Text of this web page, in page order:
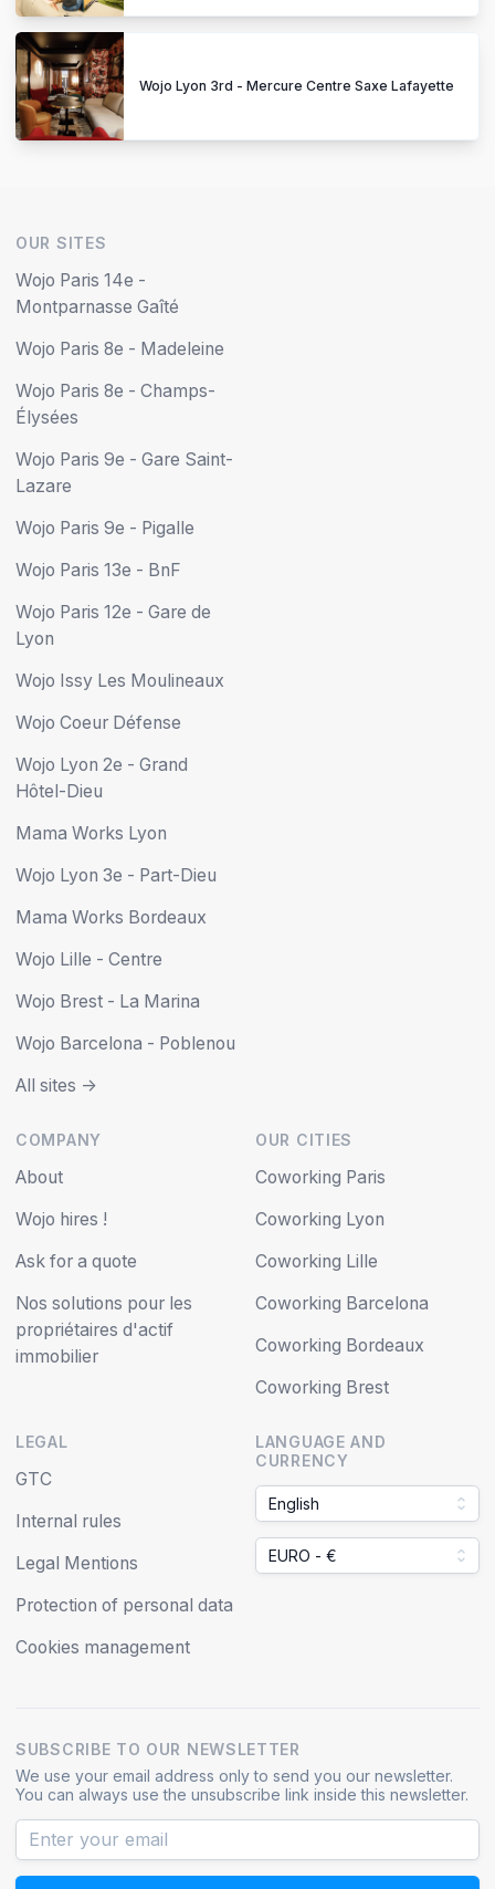
Wojo Lyon 3rd - Mercure Centre Saxe Lafayette
OUR SITES
Wojo Paris 14e -
Montparnasse Gaîté
Wojo Paris 8e - Madeleine
Wojo Paris 8e - Champs-
Élysées
Wojo Paris 9e - Gare Saint-
Lazare
Wojo Paris 9e - Pigalle
Wojo Paris 13e - BnF
Wojo Paris 12e - Gare de
Lyon
Wojo Issy Les Moulineaux
Wojo Coeur Défense
Wojo Lyon 2e - Grand
Hôtel-Dieu
Mama Works Lyon
Wojo Lyon 3e - Part-Dieu
Mama Works Bordeaux
Wojo Lille - Centre
Wojo Brest - La Marina
Wojo Barcelona - Poblenou
All sites ->
COMPANY
About
Wojo hires !
Ask for a quote
Nos solutions pour les
propriétaires d'actif
immobilier
OUR CITIES
Coworking Paris
Coworking Lyon
Coworking Lille
Coworking Barcelona
Coworking Bordeaux
Coworking Brest
LEGAL
GTC
Internal rules
Legal Mentions
Protection of personal data
Cookies management
LANGUAGE AND
CURRENCY
English
EURO - €
SUBSCRIBE TO OUR NEWSLETTER
We use your email address only to send you our newsletter.
You can always use the unsubscribe link inside this newsletter.